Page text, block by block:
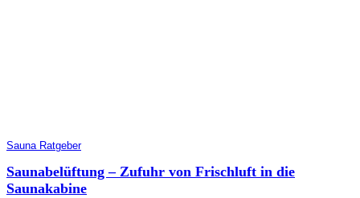
Sauna Ratgeber
Saunabelüftung – Zufuhr von Frischluft in die
Saunakabine